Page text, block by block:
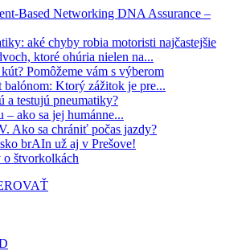
Based Networking DNA Assurance –
aké chyby robia motoristi najčastejšie
ktoré ohúria nielen na...
Pomôžeme vám s výberom
balónom: Ktorý zážitok je pre...
a testujú pneumatiky?
ako sa jej humánne...
Ako sa chrániť počas jazdy?
brAIn už aj v Prešove!
o štvorkolkách